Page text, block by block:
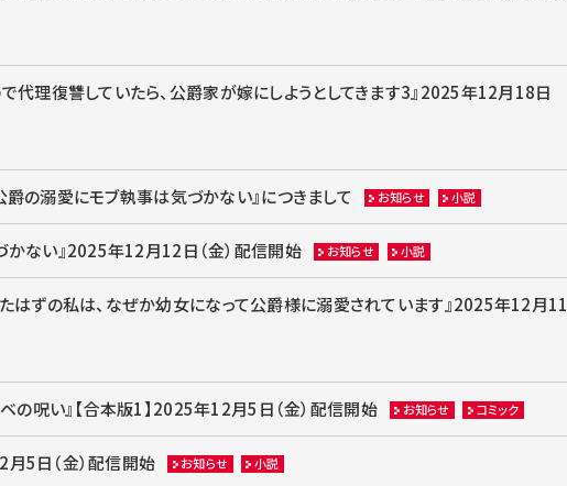
代理復讐していたら、公爵家が嫁にしようとしてきます3』2025年12月18日
の溺愛にモブ執事は気づかない』につきまして お知らせ 小説
ない』2025年12月12日（金）配信開始 お知らせ 小説
はずの私は、なぜか幼女になって公爵様に溺愛されています』2025年12月11
の呪い』【合本版1】2025年12月5日（金）配信開始 お知らせ コミック
月5日（金）配信開始 お知らせ 小説